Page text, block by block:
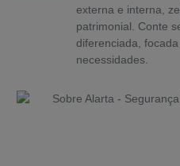
externa e interna,
patrimonial. Conte
diferenciada,
necessidades.